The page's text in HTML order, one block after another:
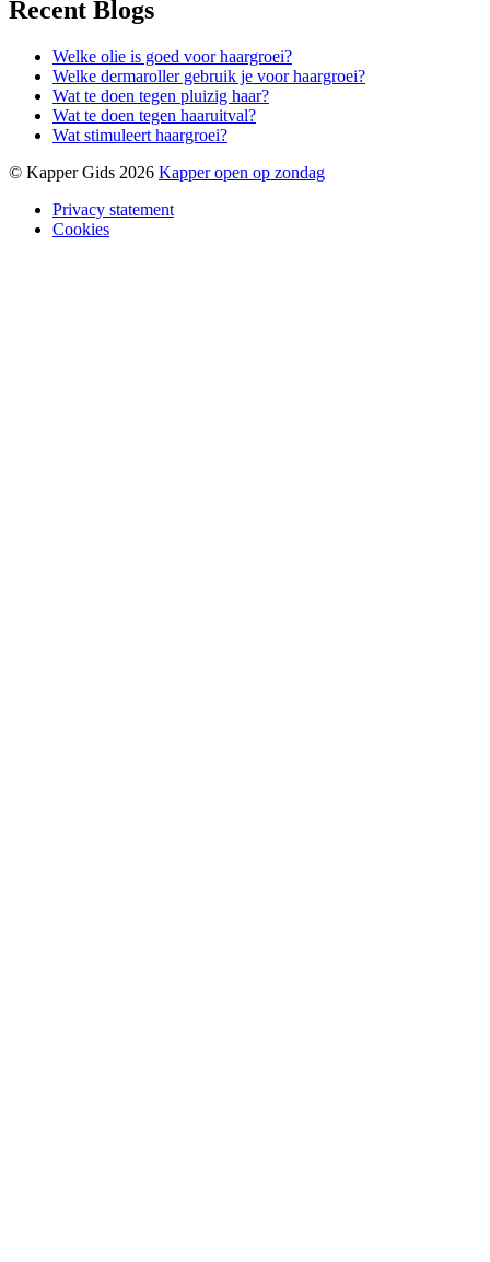
Recent Blogs
Welke olie is goed voor haargroei?
Welke dermaroller gebruik je voor haargroei?
Wat te doen tegen pluizig haar?
Wat te doen tegen haaruitval?
Wat stimuleert haargroei?
© Kapper Gids 2026 Kapper open op zondag
Privacy statement
Cookies